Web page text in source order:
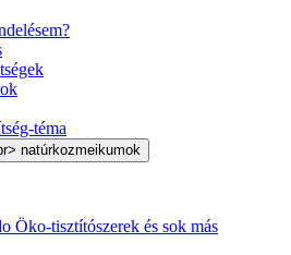
téma
Öko-tisztítószerek és sok más